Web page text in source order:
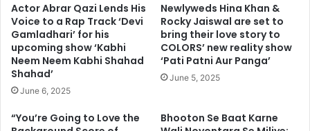
पहचनना मुश्क‍िल हो रहा था कि वो कॉमेडी किंग कप‍िल शर्मा है. कप‍िल इन दिनों
Actor Abrar Qazi Lends His
Voice to a Rap Track ‘Devi
Gamladhari’ for his
upcoming show ‘Kabhi
Neem Neem Kabhi Shahad
Shahad’
June 6, 2025
Newlyweds Hina Khan &
Rocky Jaiswal are set to
bring their love story to
COLORS’ new reality show
‘Pati Patni Aur Panga’
June 5, 2025
“You’re Going to Love the
Bhooton Se Baat Karne